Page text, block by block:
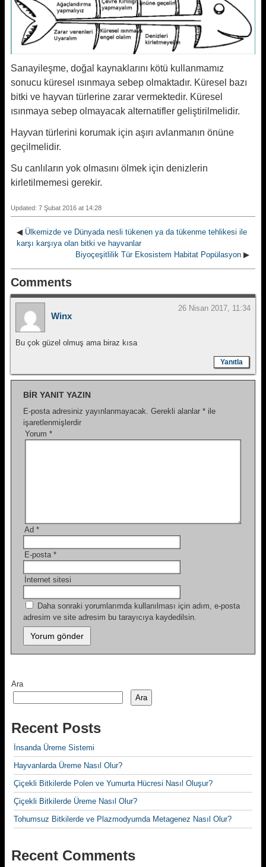
Sanayileşme, doğal kaynaklarını kötü kullanmamız
sonucu küresel ısınmaya sebep olmaktadır. Küresel bazı
bitki ve hayvan türlerine zarar vermektedir. Küresel
ısınmaya sebep olmayacak alternatifler geliştirilmelidir.
Hayvan türlerini korumak için aşırı avlanmanın önüne
geçilmelidir.
Su canlıların yok olmasını ölmek için denizlerin
kirletilmemesi gerekir.
Updated: 7 Şubat 2016 at 14:28
◀ Ülkemizde ve Dünyada nesli tükenen ya da tükenme tehlikesi ile
karşı karşıya olan bitki ve hayvanlar
Biyoçeşitlilik Tür Ekosistem Habitat Popülasyon ▶
Comments
Winx
26 Nisan 2017, 11:34
Bu çok güzel olmuş ama biraz kısa
Yanıtla
BIR YANIT YAZIN
E-posta adresiniz yayınlanmayacak. Gerekli alanlar * ile
işaretlenmişlerdir
Yorum *
Ad *
E-posta *
İnternet sitesi
Daha sonraki yorumlarımda kullanılması için adım, e-posta
adresim ve site adresim bu tarayıcıya kaydedilsin.
Ara
Ara
Recent Posts
İnsanda Üreme Sistemi
Hayvanlarda Üreme Nasıl Olur?
Çiçekli Bitkilerde Polen ve Yumurta Hücresi Nasıl Oluşur?
Çiçekli Bitkilerde Üreme Nasıl Olur?
Tohumsuz Bitkilerde ve Plazmodyumda Metagenez Nasıl Olur?
Recent Comments